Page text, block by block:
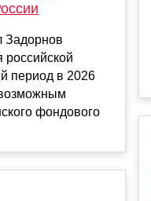
Задорнов
российской
период в 2026
фондового